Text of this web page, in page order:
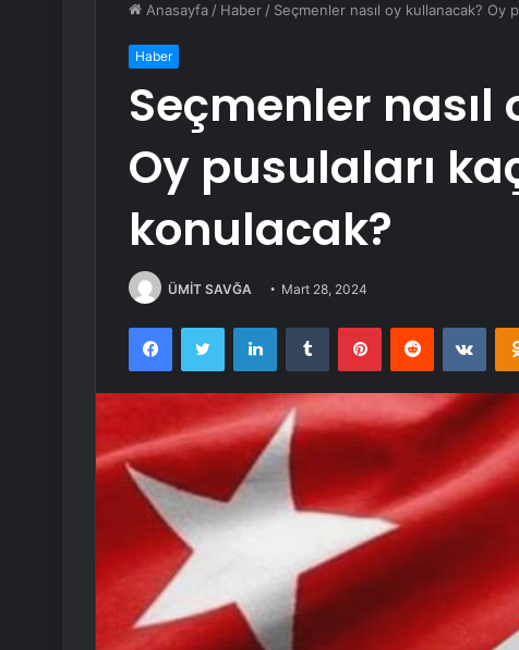
Anasayfa / Haber / Seçmenler nasıl oy kullanacak? Oy
Haber
Seçmenler
Oy pusulaları
konulacak?
ÜMİT SAVĞA Mart 28, 2024
FacebookTwitter LinkedInTumblr PinterestReddit